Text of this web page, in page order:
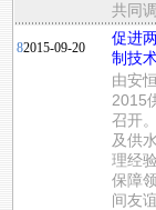
共同
82015-09-20
促进
制技
由安
2015
召开
及供
理经
保障
间友